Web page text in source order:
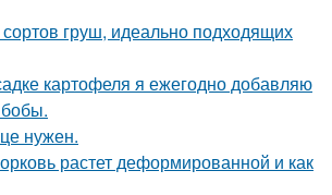
груш, идеально подходящих
картофеля я ежегодно добавляю
бобы.
нужен.
растет деформированной и как